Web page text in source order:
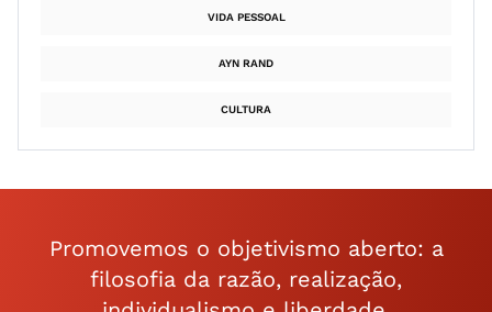
VIDA PESSOAL
AYN RAND
CULTURA
Promovemos o objetivismo aberto: a
filosofia da razão, realização,